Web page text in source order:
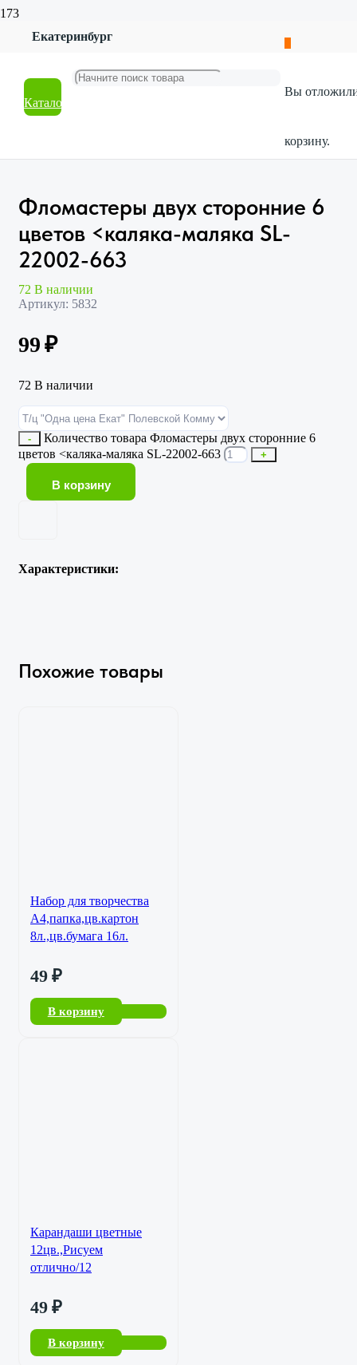
Екатеринбург
Каталог
Вы
корзину.
Канцтовары
Фломастеры двух сторонние 6 цветов <каляка-маляка SL-
Фломастеры двух сторонние 6
цветов <каляка-маляка SL-
22002-663
72 В наличии
Артикул: 5832
99₽
72 В наличии
-
Количество товара Фломастеры двух сторонние 6
цветов <каляка-маляка SL-22002-663
+
В корзину
Характеристики:
Похожие товары
Набор для творчества
А4,папка,цв.картон
8л.,цв.бумага 16л.
49 ₽
В корзину
Карандаши цветные
12цв.,Рисуем
отлично/12
49 ₽
В корзину